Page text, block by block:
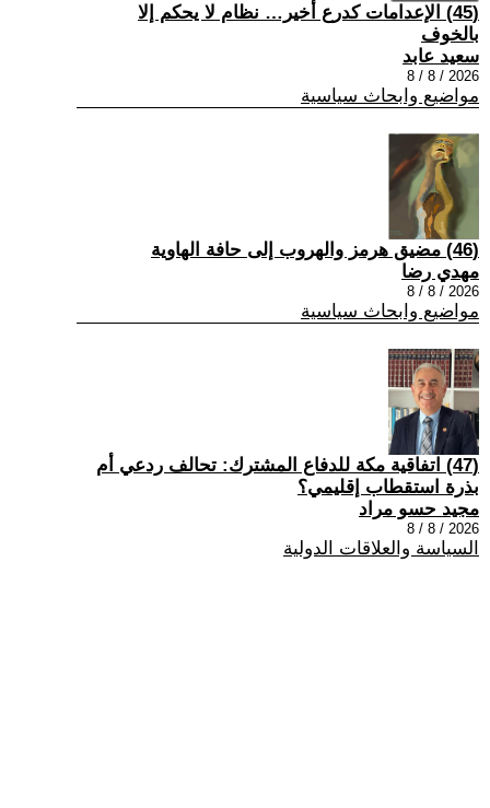
(45) الإعدامات كدرع أخير… نظام لا يحكم إلا
بالخوف
سعيد عابد
2026 / 8 / 8
مواضيع وابحاث سياسية
(46) مضيق هرمز والهروب إلى حافة الهاوية
مهدي رضا
2026 / 8 / 8
مواضيع وابحاث سياسية
(47) اتفاقية مكة للدفاع المشترك: تحالف ردعي أم
بذرة استقطاب إقليمي؟
مجيد حسو مراد
2026 / 8 / 8
السياسة والعلاقات الدولية